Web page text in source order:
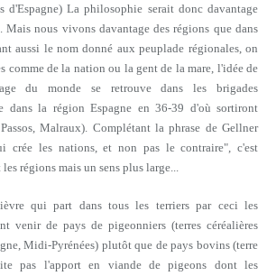
d'Espagne) La philosophie serait donc davantage
nous vivons davantage des régions que dans
aussi le nom donné aux peuplade régionales, on
comme de la nation ou la gent de la mare, l'idée de
du monde se retrouve dans les brigades
dans la région Espagne en 36-39 d'où sortiront
Malraux). Complétant la phrase de Gellner
crée les nations, et non pas le contraire", c'est
régions mais un sens plus large...
qui part dans tous les terriers par ceci les
venir de pays de pigeonniers (terres céréalières
Midi-Pyrénées) plutôt que de pays bovins (terre
pas l'apport en viande de pigeons dont les